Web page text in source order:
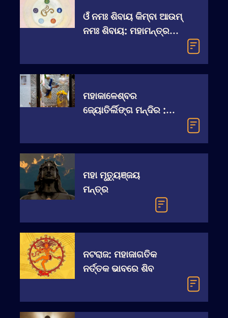
ଓଁ ନମଃ ଶିବାୟ କିମ୍ବା ଆଉମ୍‌
ନମଃ ଶିବାୟ: ମହାମନ୍ତ୍ରର
ମହାକାଳେଶ୍ବର
ଜ୍ୟୋତିର୍ଲିଙ୍ଗ ମନ୍ଦିର :
କରିଦେଇଥାଏ ତାହା ପ୍ରକୃତ
ମହା ମୃତ୍ୟୁଞ୍ଜୟ
ମନ୍ତ୍ର
ନଟରାଜ: ମହାଜାଗତିକ
ନର୍ତ୍ତକ ଭାବରେ ଶିବ